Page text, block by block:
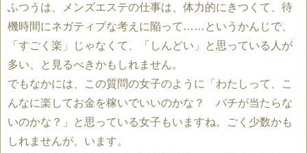
ふつうは、メンズエステの仕事は、体力的にきつくて、待
機時間にネガティブな考えに陥って……というかんじで、
「すごく楽」じゃなくて、「しんどい」と思っている人が
多い、と見るべきかもしれません。
でもなかには、この質問の女子のように「わたしって、こ
んなに楽してお金を稼いでいいのかな？ バチが当たらな
いのかな？」と思っている女子もいますね。ごく少数かも
しれませんが、います。